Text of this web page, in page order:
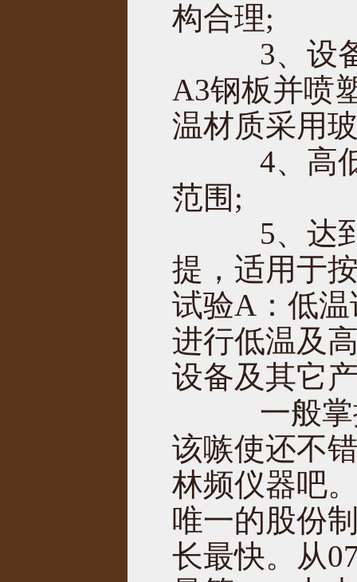
构合理;
3、设备
A3钢板并喷
温材质采用
4、高低
范围;
5、达到
提，适用于
试验A：低
进行低温及
设备及其它
一般掌握
该嗾使还不
林频仪器吧
唯一的股份
长最快。从